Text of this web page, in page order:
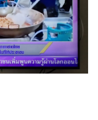
ออกสำรวจอารยสถาปัตย์ที่มรดก
Insight บทเรียนน้ำท่วมแม่สาย